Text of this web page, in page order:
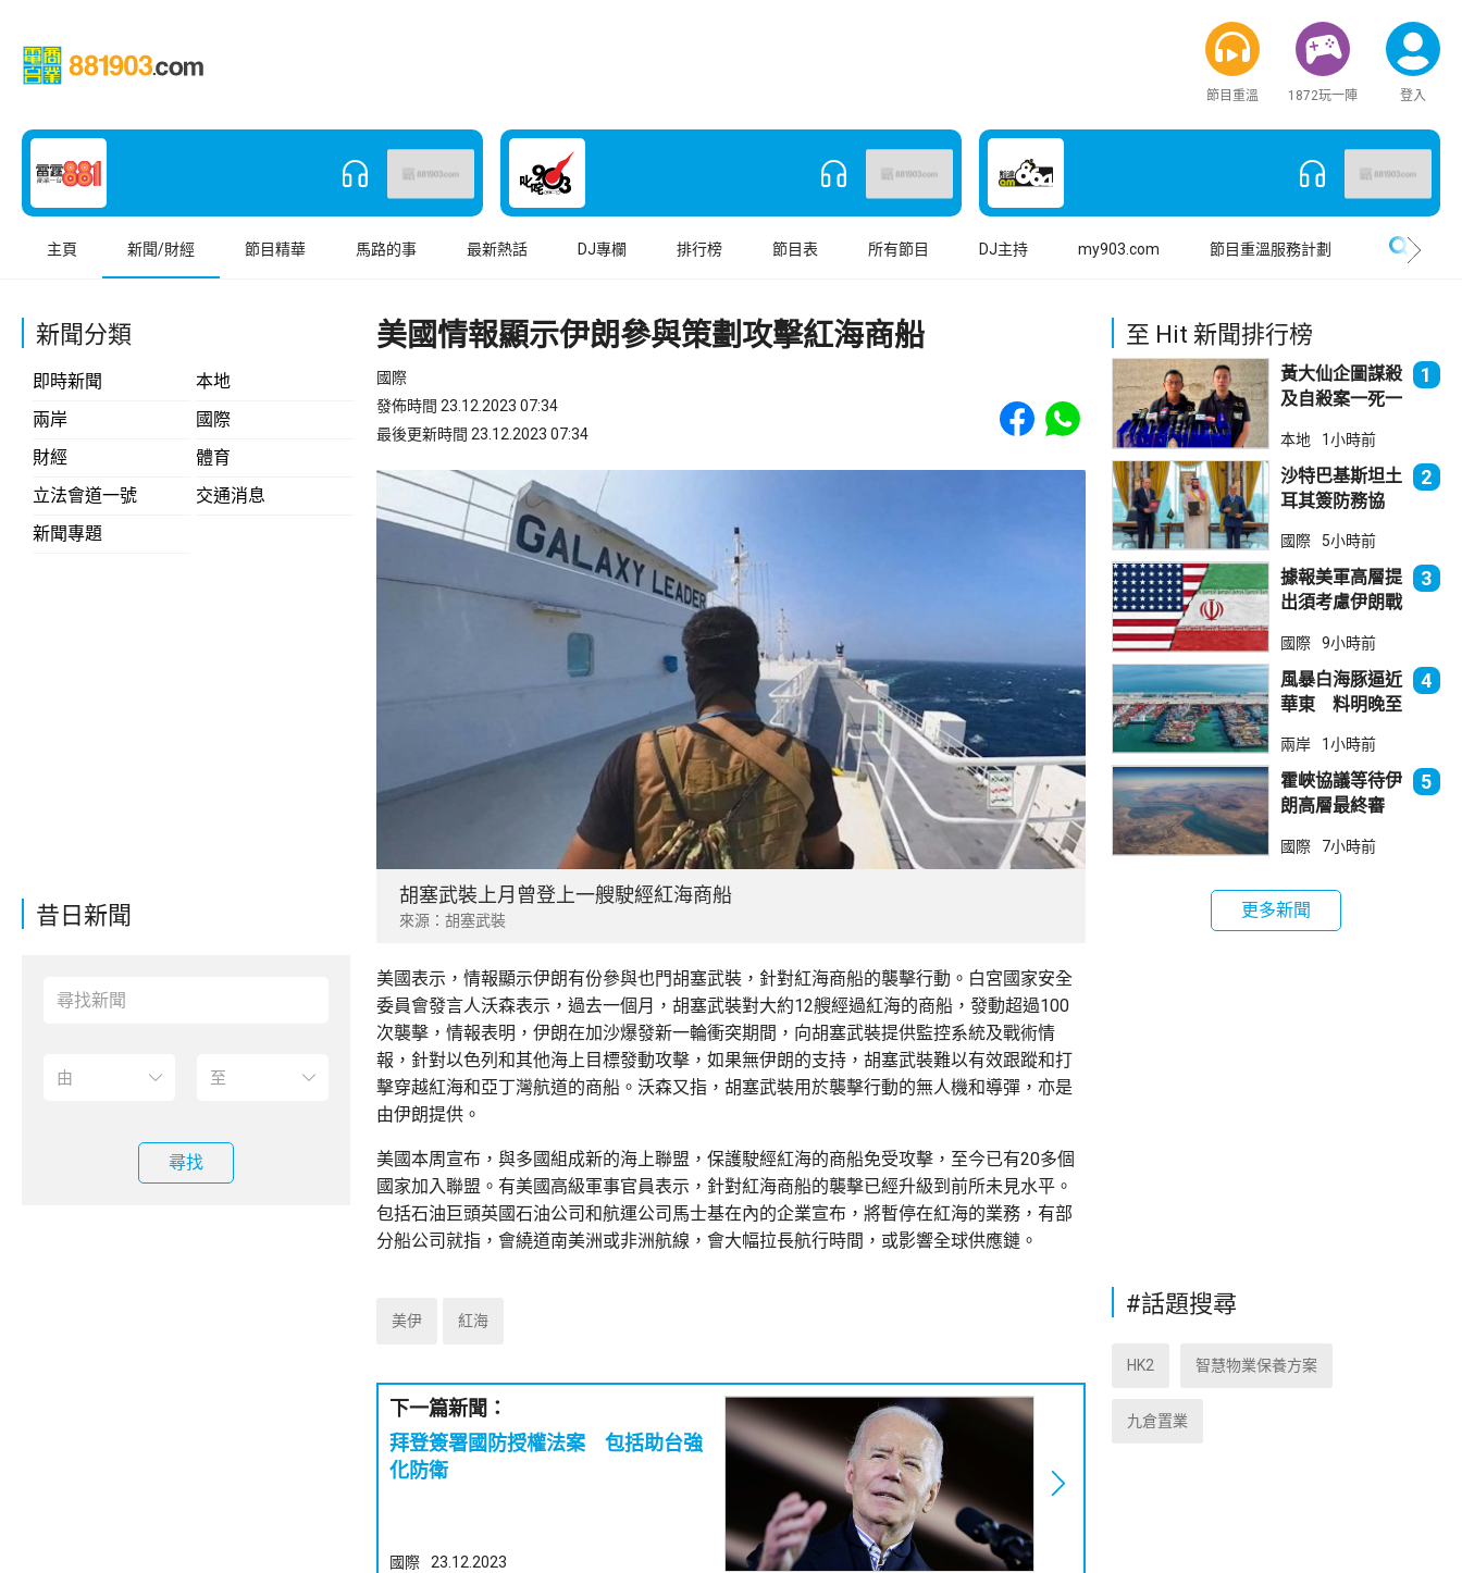
節目重溫 1872玩一陣 登入
主頁 新聞/財經 節目精華 馬路的事 最新熱話 DJ專欄 排行榜 節目表 所有節目 DJ主持 my903.com 節目重溫服務計劃
新聞分類
即時新聞
本地
兩岸
國際
財經
體育
立法會道一號
交通消息
新聞專題
昔日新聞
尋找
美國情報顯示伊朗參與策劃攻擊紅海商船
國際
發佈時間 23.12.2023 07:34
最後更新時間 23.12.2023 07:34
Share to Facebook
Share to WhatsApp
胡塞武裝上月曾登上一艘駛經紅海商船
來源：胡塞武裝
美國表示，情報顯示伊朗有份參與也門胡塞武裝，針對紅海商船的襲擊行動。白宮國家安全
委員會發言人沃森表示，過去一個月，胡塞武裝對大約12艘經過紅海的商船，發動超過100
次襲擊，情報表明，伊朗在加沙爆發新一輪衝突期間，向胡塞武裝提供監控系統及戰術情
報，針對以色列和其他海上目標發動攻擊，如果無伊朗的支持，胡塞武裝難以有效跟蹤和打
擊穿越紅海和亞丁灣航道的商船。沃森又指，胡塞武裝用於襲擊行動的無人機和導彈，亦是
由伊朗提供。
美國本周宣布，與多國組成新的海上聯盟，保護駛經紅海的商船免受攻擊，至今已有20多個
國家加入聯盟。有美國高級軍事官員表示，針對紅海商船的襲擊已經升級到前所未見水平。
包括石油巨頭英國石油公司和航運公司馬士基在內的企業宣布，將暫停在紅海的業務，有部
分船公司就指，會繞道南美洲或非洲航線，會大幅拉長航行時間，或影響全球供應鏈。
美伊 紅海
下一篇新聞：
拜登簽署國防授權法案 包括助台強
化防衛
國際 23.12.2023
至 Hit 新聞排行榜
黃大仙企圖謀殺
及自殺案一死一
1
本地 1小時前
沙特巴基斯坦土
耳其簽防務協
林團結
2
國際 5小時前
據報美軍高層提
出須考慮伊朗戰
3
國際 9小時前
風暴白海豚逼近
華東 料明晚至
帶
4
兩岸 1小時前
霍峽協議等待伊
朗高層最終審
航道後解除封鎖
5
國際 7小時前
更多新聞
#話題搜尋
HK2 智慧物業保養方案
九倉置業